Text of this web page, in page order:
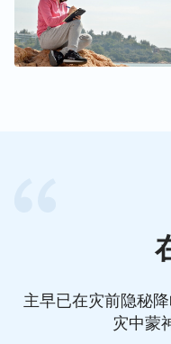
在神的手中，神不许
许可我去坐监，那我
就不觉得害怕了。警
牌，就告诉警察我儿
小儿子正在家里，是
默地感谢神。正如神
的掌握之中，人的一
主早已在灾前隐秘
灾中蒙